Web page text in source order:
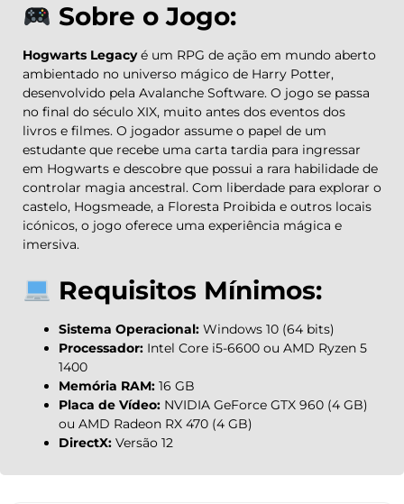
Sobre o Jogo:
Hogwarts Legacyé um RPG de ação em mundo aberto
ambientado no universo mágico de Harry Potter,
desenvolvido pela Avalanche Software. O jogo se passa
no final do século XIX, muito antes dos eventos dos
livros e filmes. O jogador assume o papel de um
estudante que recebe uma carta tardia para ingressar
em Hogwarts e descobre que possui a rara habilidade de
controlar magia ancestral. Com liberdade para explorar o
castelo, Hogsmeade, a Floresta Proibida e outros locais
icónicos, o jogo oferece uma experiência mágica e
imersiva.
Requisitos Mínimos:
Sistema Operacional: Windows 10 (64 bits)
Processador: Intel Core i5-6600 ou AMD Ryzen 5
1400
Memória RAM: 16 GB
Placa de Vídeo: NVIDIA GeForce GTX 960 (4 GB)
ou AMD Radeon RX 470 (4 GB)
DirectX: Versão 12